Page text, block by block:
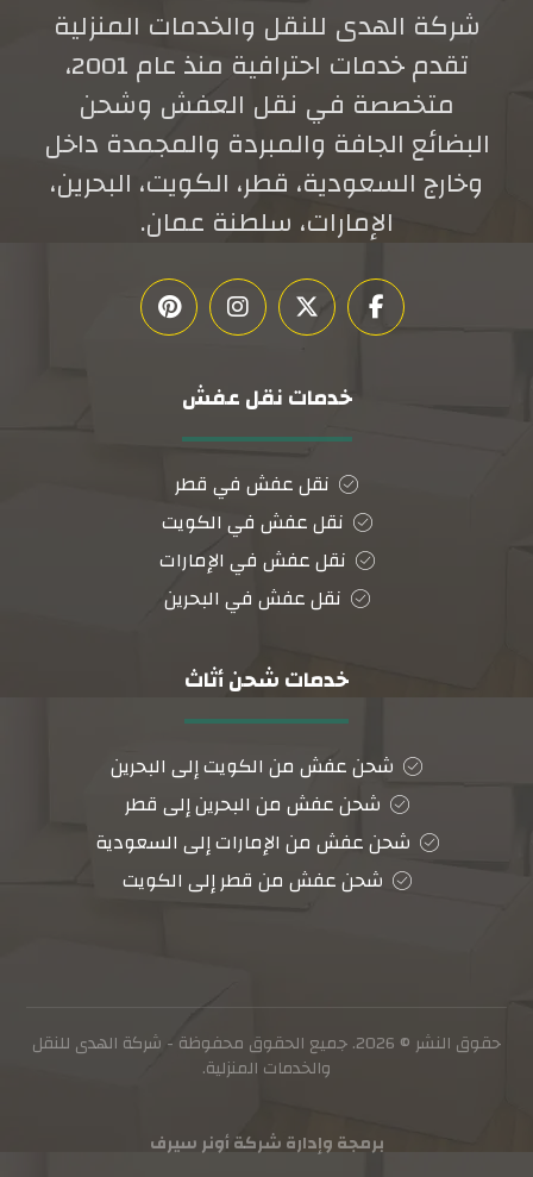
شركة الهدى للنقل والخدمات المنزلية
تقدم خدمات احترافية منذ عام 2001،
متخصصة في نقل العفش وشحن
البضائع الجافة والمبردة والمجمدة داخل
وخارج السعودية، قطر، الكويت، البحرين،
الإمارات، سلطنة عمان.
خدمات نقل عفش
نقل عفش في قطر
نقل عفش في الكويت
نقل عفش في الإمارات
نقل عفش في البحرين
خدمات شحن أثاث
شحن عفش من الكويت إلى البحرين
شحن عفش من البحرين إلى قطر
شحن عفش من الإمارات إلى السعودية
شحن عفش من قطر إلى الكويت
حقوق النشر © 2026. جميع الحقوق محفوظة - شركة الهدى للنقل
والخدمات المنزلية.
برمجة وإدارة شركة أونر سيرف